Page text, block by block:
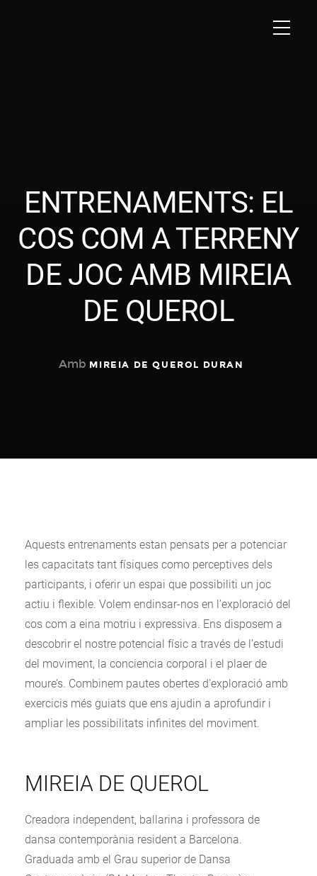
ENTRENAMENTS: EL
COS COM A TERRENY
DE JOC AMB MIREIA
DE QUEROL
Amb MIREIA DE QUEROL DURAN
Aquests entrenaments estan pensats per a potenciar
les capacitats tant físiques como perceptives dels
participants, i oferir un espai que possibiliti un joc
actiu i flexible. Volem endinsar-nos en l’exploració del
cos com a eina motriu i expressiva. Ens disposem a
descobrir el nostre potencial físic a través de l’estudi
del moviment, la conciencia corporal i el plaer de
moure’s. Combinem pautes obertes d’exploració amb
exercicis més guiats que ens ajudin a aprofundir i
ampliar les possibilitats infinites del moviment.
MIREIA DE QUEROL
Creadora independent, ballarina i professora de
dansa contemporània resident a Barcelona.
Graduada amb el Grau superior de Dansa